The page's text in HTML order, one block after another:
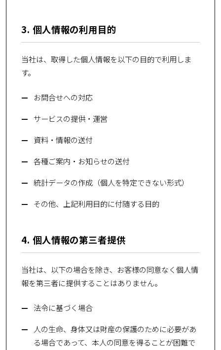
3. 個人情報の利用目的
当社は、取得した個人情報を以下の目的で利用しま
す。
お問合せへの対応
サービスの提供・運営
資料・情報の送付
各種ご案内・お知らせの送付
統計データの作成（個人を特定できない形式）
その他、上記利用目的に付随する目的
4. 個人情報の第三者提供
当社は、以下の場合を除き、お客様の同意なく個人情
報を第三者に提供することはありません。
法令に基づく場合
人の生命、身体又は財産の保護のために必要があ
る場合であって、本人の同意を得ることが困難で